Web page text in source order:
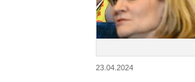
23.04.2024